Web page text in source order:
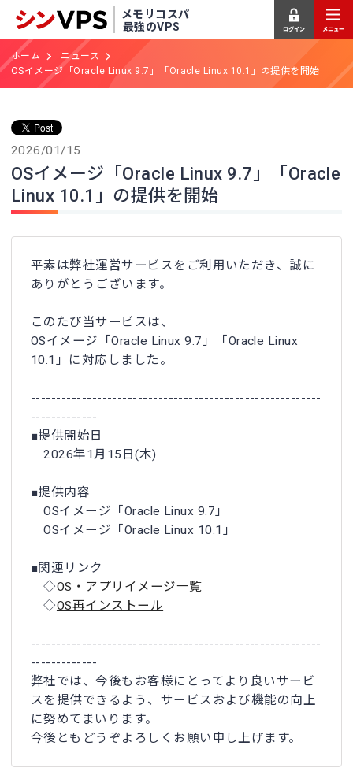
メモリコスパ
最強のVPS
ホーム
ニュース
OSイメージ「Oracle Linux 9.7」「Oracle Linux 10.1」の提供を開始
2026/01/15
OSイメージ「Oracle Linux 9.7」「Oracle
Linux 10.1」の提供を開始
平素は弊社運営サービスをご利用いただき、誠に
ありがとうございます。
このたび当サービスは、
OSイメージ「Oracle Linux 9.7」「Oracle Linux
10.1」に対応しました。
---------------------------------------------------------
-------------
■提供開始日
2026年1月15日(木)
■提供内容
OSイメージ「Oracle Linux 9.7」
OSイメージ「Oracle Linux 10.1」
■関連リンク
◇OS・アプリイメージ一覧
◇OS再インストール
---------------------------------------------------------
-------------
弊社では、今後もお客様にとってより良いサービ
スを提供できるよう、サービスおよび機能の向上
に努めてまいります。
今後ともどうぞよろしくお願い申し上げます。